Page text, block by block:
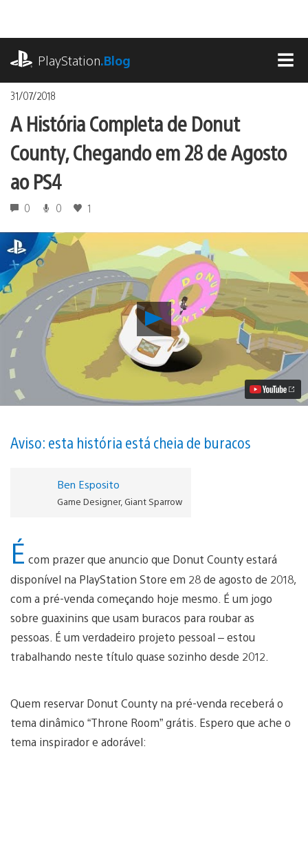
o
conteúdoPlayStation.Blog
31/07/2018
A História Completa de Donut
County, Chegando em 28 de Agosto
ao PS4
0 0 1
Reproduzir
A
História
Completa
de
Donut
County,
Chegando
de
Agosto
Aviso: esta história está cheia de buracos
Ben Esposito
Game Designer, Giant Sparrow
É com prazer que anuncio que Donut County estará
disponível na PlayStation Store em 28 de agosto de 2018,
com a pré-venda começando hoje mesmo. É um jogo
sobre guaxinins que usam buracos para roubar as
pessoas. É um verdadeiro projeto pessoal – estou
trabalhando neste título quase sozinho desde 2012.
Quem reservar Donut County na pré-venda receberá o
tema dinâmico “Throne Room” grátis. Espero que ache o
tema inspirador e adorável: